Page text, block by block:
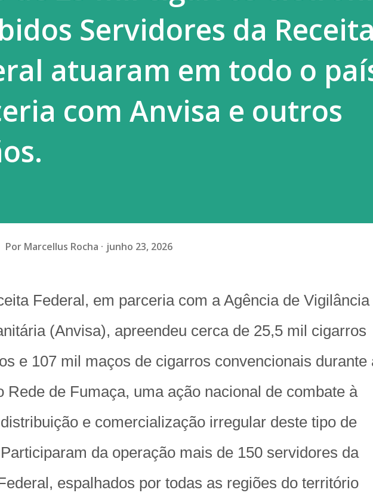
Servidores da
atuaram em todo o
com Anvisa e outros
Por Marcellus Rocha junho 23, 2026
Federal, em parceria com a Agência de Vigilância
(Anvisa), apreendeu cerca de 25,5 mil cigarros
e 107 mil maços de cigarros convencionais durante
Rede de Fumaça, uma ação nacional de combate à
e comercialização irregular deste tipo de
da operação mais de 150 servidores da
espalhados por todas as regiões do território